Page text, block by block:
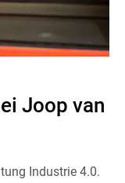
Joop van
Industrie 4.0.